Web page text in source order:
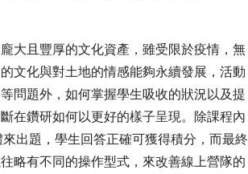
大且豐厚的文化資產，雖受限於疫情，無
文化與對土地的情感能夠永續發展，活動
問題外，如何掌握學生吸收的狀況以及提
在鑽研如何以更好的樣子呈現。除課程內
出題，學生回答正確可獲得積分，而最終
略有不同的操作型式，來改善線上營隊的